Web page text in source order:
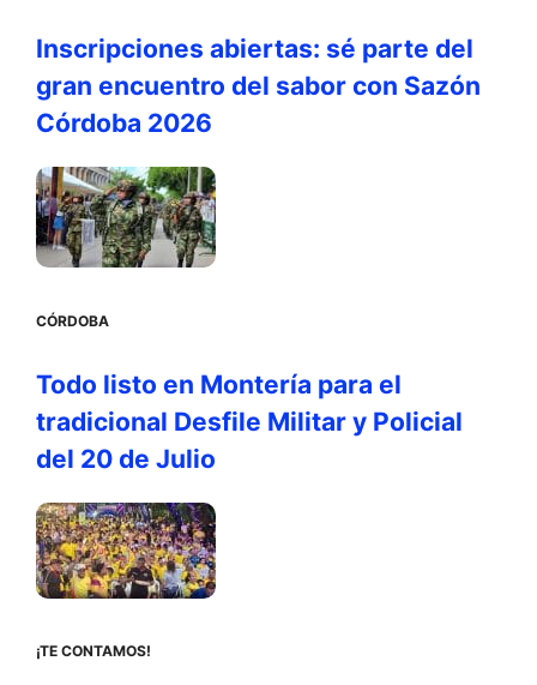
Inscripciones abiertas: sé parte del
gran encuentro del sabor con Sazón
Córdoba 2026
CÓRDOBA
Todo listo en Montería para el
tradicional Desfile Militar y Policial
del 20 de Julio
¡TE CONTAMOS!